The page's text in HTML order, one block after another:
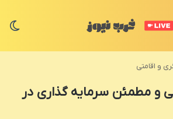
و اقامتی
و مطمئن سرمایه گذاری در